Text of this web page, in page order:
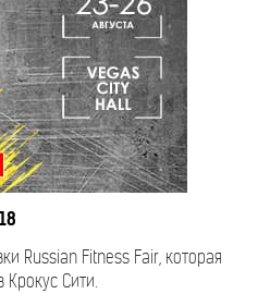
Russian Fitness Fair, которая
Крокус Сити.